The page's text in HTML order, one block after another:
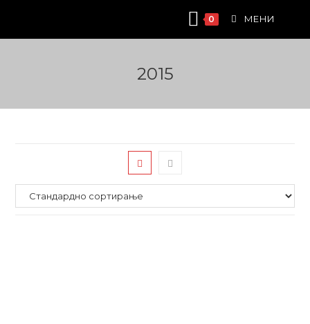
content
0 МЕНИ
2015